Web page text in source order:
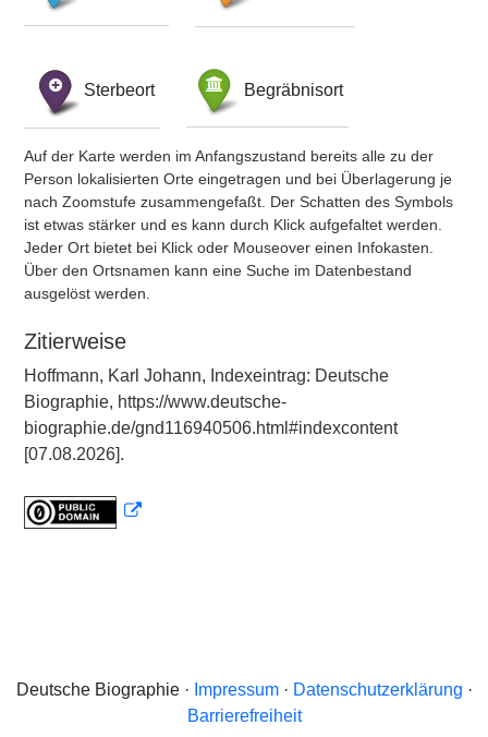
Sterbeort Begräbnisort
Auf der Karte werden im Anfangszustand bereits alle zu der
Person lokalisierten Orte eingetragen und bei Überlagerung je
nach Zoomstufe zusammengefaßt. Der Schatten des Symbols
ist etwas stärker und es kann durch Klick aufgefaltet werden.
Jeder Ort bietet bei Klick oder Mouseover einen Infokasten.
Über den Ortsnamen kann eine Suche im Datenbestand
ausgelöst werden.
Zitierweise
Hoffmann, Karl Johann, Indexeintrag: Deutsche
Biographie, https://www.deutsche-
biographie.de/gnd116940506.html#indexcontent
[07.08.2026].
Deutsche Biographie · Impressum· Datenschutzerklärung ·
Barrierefreiheit